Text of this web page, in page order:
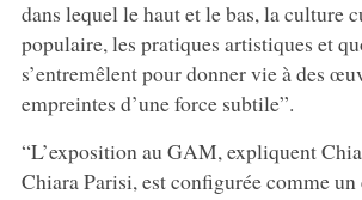
dans lequel le haut et le bas, la culture
populaire, les pratiques artistiques et
s’entremêlent pour donner vie à des
empreintes d’une force subtile”.
“L’exposition au GAM, expliquent
Chiara Parisi, est configurée comme